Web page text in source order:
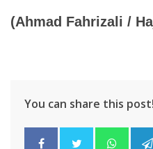
(Ahmad Fahrizali /
You can share this post!